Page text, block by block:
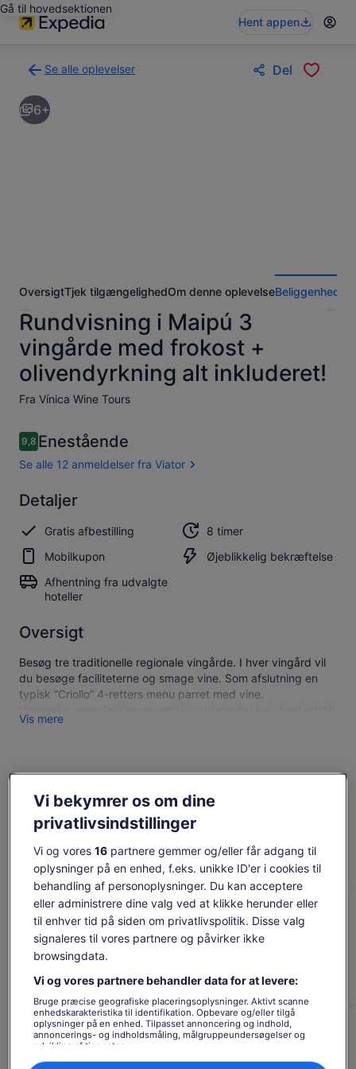
Gå til hovedsektionen
Hent appen
Se alle oplevelser
til
siden
med
Del
6+
OversigtTjek tilgængelighedOm denne oplevelseBeliggenhed
Rundvisning i Maipú 3
vingårde med frokost +
olivendyrkning alt inkluderet!
Fra Vínica Wine Tours
Anmeldelser
9,89,8 ud af 10.
Enestående
Se alle 12 anmeldelser fra Viator
9.8
9.8 ud af 10
Enestående
Se alle 12
anmeldelser
fra Viator
Detaljer
Gratis afbestilling
8 timer
Mobilkupon
Øjeblikkelig bekræftelse
Afhentning fra udvalgte
hoteller
Oversigt
Besøg tre traditionelle regionale vingårde. I hver vingård vil
du besøge faciliteterne og smage vine. Som afslutning en
typisk “Criollo” 4-retters menu parret med vine.
timer i forvejen)
Vis mere
Tjek tilgængelighed
Ændr datoer
Ændr
datoer
tor. 6. aug.
-
fre. 7. aug.
563 kr.
lør. 8. aug.
450 kr.
søn. 9. aug.
-
Den
forrige
pris
563 kr.,
og
den
nuværende
pris
er
563 kr.
450 kr.
inkl. skatter og gebyrer
*Få en lavere pris ved at vælge mere end to
voksne
Indholdet på denne side kan være maskinoversat
Se originalteksten (på engelsk)
Giv os feedback om oversættelsen
Åbner
fane
Godt at vide, før du booker
I overensstemmelse med EU's regler om
forbrugerrettigheder er reservation af oplevelser ikke
omfattet af fortrydelsesretten. Leverandørens
afbestillingspolitikker gælder.
Vi bekymrer os om dine
privatlivsindstillinger
Vi og vores 16partnere gemmer og/eller får adgang til
oplysninger på en enhed, f.eks. unikke ID'er i cookies til
behandling af personoplysninger. Du kan acceptere
eller administrere dine valg ved at klikke herunder eller
til enhver tid på siden om privatlivspolitik. Disse valg
signaleres til vores partnere og påvirker ikke
browsingdata.
Vi og vores partnere behandler data for at levere:
Bruge præcise geografiske placeringsoplysninger. Aktivt scanne
enhedskarakteristika til identifikation. Opbevare og/eller tilgå
oplysninger på en enhed. Tilpasset annoncering og indhold,
annoncerings- og indholdsmåling, målgruppeundersøgelser og
udvikling af tjenester.
Liste over partnere (leverandører)